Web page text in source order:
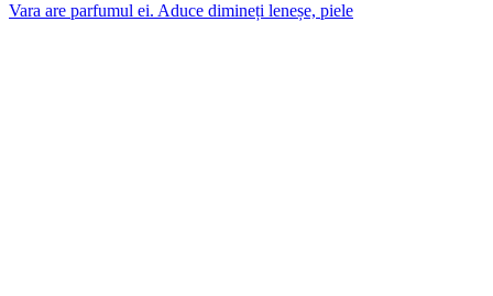
Vara are parfumul ei. Aduce dimineți leneșe, piele